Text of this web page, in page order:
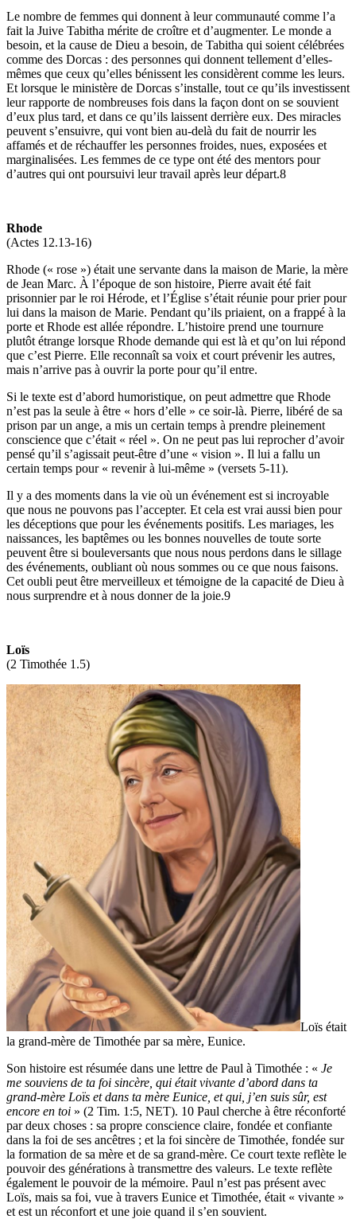
Le nombre de femmes qui donnent à leur communauté comme l’a
fait la Juive Tabitha mérite de croître et d’augmenter. Le monde a
besoin, et la cause de Dieu a besoin, de Tabitha qui soient célébrées
comme des Dorcas : des personnes qui donnent tellement d’elles-
mêmes que ceux qu’elles bénissent les considèrent comme les leurs.
Et lorsque le ministère de Dorcas s’installe, tout ce qu’ils investissent
leur rapporte de nombreuses fois dans la façon dont on se souvient
d’eux plus tard, et dans ce qu’ils laissent derrière eux. Des miracles
peuvent s’ensuivre, qui vont bien au-delà du fait de nourrir les
affamés et de réchauffer les personnes froides, nues, exposées et
marginalisées. Les femmes de ce type ont été des mentors pour
d’autres qui ont poursuivi leur travail après leur départ.8
Rhode
(Actes 12.13-16)
Rhode (« rose ») était une servante dans la maison de Marie, la mère
de Jean Marc. À l’époque de son histoire, Pierre avait été fait
prisonnier par le roi Hérode, et l’Église s’était réunie pour prier pour
lui dans la maison de Marie. Pendant qu’ils priaient, on a frappé à la
porte et Rhode est allée répondre. L’histoire prend une tournure
plutôt étrange lorsque Rhode demande qui est là et qu’on lui répond
que c’est Pierre. Elle reconnaît sa voix et court prévenir les autres,
mais n’arrive pas à ouvrir la porte pour qu’il entre.
Si le texte est d’abord humoristique, on peut admettre que Rhode
n’est pas la seule à être « hors d’elle » ce soir-là. Pierre, libéré de sa
prison par un ange, a mis un certain temps à prendre pleinement
conscience que c’était « réel ». On ne peut pas lui reprocher d’avoir
pensé qu’il s’agissait peut-être d’une « vision ». Il lui a fallu un
certain temps pour « revenir à lui-même » (versets 5-11).
Il y a des moments dans la vie où un événement est si incroyable
que nous ne pouvons pas l’accepter. Et cela est vrai aussi bien pour
les déceptions que pour les événements positifs. Les mariages, les
naissances, les baptêmes ou les bonnes nouvelles de toute sorte
peuvent être si bouleversants que nous nous perdons dans le sillage
des événements, oubliant où nous sommes ou ce que nous faisons.
Cet oubli peut être merveilleux et témoigne de la capacité de Dieu à
nous surprendre et à nous donner de la joie.9
Loïs
(2 Timothée 1.5)
Loïs était
la grand-mère de Timothée par sa mère, Eunice.
Son histoire est résumée dans une lettre de Paul à Timothée : « Je
me souviens de ta foi sincère, qui était vivante d’abord dans ta
grand-mère Loïs et dans ta mère Eunice, et qui, j’en suis sûr, est
encore en toi » (2 Tim. 1:5, NET). 10 Paul cherche à être réconforté
par deux choses : sa propre conscience claire, fondée et confiante
dans la foi de ses ancêtres ; et la foi sincère de Timothée, fondée sur
la formation de sa mère et de sa grand-mère. Ce court texte reflète le
pouvoir des générations à transmettre des valeurs. Le texte reflète
également le pouvoir de la mémoire. Paul n’est pas présent avec
Loïs, mais sa foi, vue à travers Eunice et Timothée, était « vivante »
et est un réconfort et une joie quand il s’en souvient.